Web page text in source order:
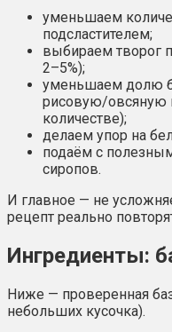
уменьшаем
подсластителем;
выбираем творог
2–5%);
уменьшаем долю
рисовую/овсяную
количестве);
делаем упор на
подаём с
сиропов.
И главное — не
рецепт реально
Ингредиенты:
Ниже — проверенная
небольших кусочка).